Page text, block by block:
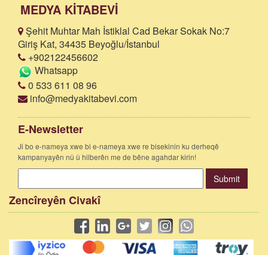
MEDYA KİTABEVİ
Şehit Muhtar Mah İstiklal Cad Bekar Sokak No:7
Giriş Kat, 34435 Beyoğlu/İstanbul
+902122456602
Whatsapp
0 533 611 08 96
info@medyakitabevi.com
E-Newsletter
Ji bo e-nameya xwe bi e-nameya xwe re bisekinin ku derheqê
kampanyayên nû û hilberên me de bêne agahdar kirin!
Submit
Zencîreyên Civakî